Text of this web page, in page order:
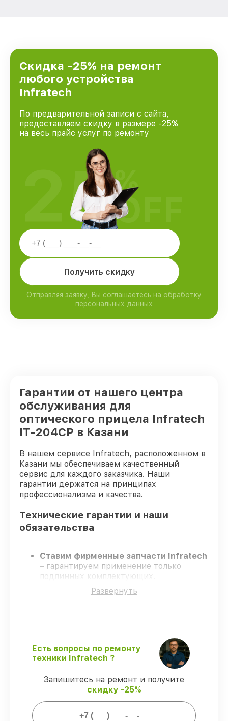
Скидка -25% на ремонт
любого устройства
Infratech
По предварительной записи с сайта,
предоставляем скидку в размере -25%
на весь прайс услуг по ремонту
Получить скидку
Отправляя заявку, Вы соглашаетесь на обработку
персональных данных
25%
OFF
Гарантии от нашего центра
обслуживания для
оптического прицела Infratech
IT-204CP в Казани
В нашем сервисе Infratech, расположенном в
Казани мы обеспечиваем качественный
сервис для каждого заказчика. Наши
гарантии держатся на принципах
профессионализма и качества.
Технические гарантии и наши
обязательства
Ставим фирменные запчасти Infratech
– гарантируем применение только
подлинных комплектующих.
Опытные специалисты
строгий отбор, что гарантирует качество
оптического прицела Infratech IT-204CP
в оговоренные сроки.
Гарантийное сопровождение– все
официальной гарантией Infratech.
Мы гарантируем:
Развернуть
Есть вопросы по ремонту
техники Infratech ?
Запишитесь на ремонт и получите
скидку -25%